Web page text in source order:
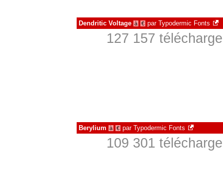
Dendritic Voltage à € par Typodermic Fonts
127 157
Berylium à € par Typodermic Fonts
109 301